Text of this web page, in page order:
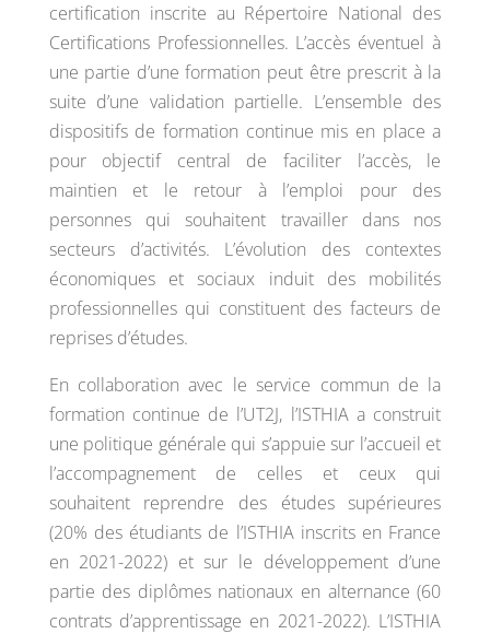
certification inscrite au Répertoire National des
Certifications Professionnelles. L’accès éventuel à
une partie d’une formation peut être prescrit à la
suite d’une validation partielle. L’ensemble des
dispositifs de formation continue mis en place a
pour objectif central de faciliter l’accès, le
maintien et le retour à l’emploi pour des
personnes qui souhaitent travailler dans nos
secteurs d’activités. L’évolution des contextes
économiques et sociaux induit des mobilités
professionnelles qui constituent des facteurs de
reprises d’études.
En collaboration avec le service commun de la
formation continue de l’UT2J, l’ISTHIA a construit
une politique générale qui s’appuie sur l’accueil et
l’accompagnement de celles et ceux qui
souhaitent reprendre des études supérieures
(20% des étudiants de l’ISTHIA inscrits en France
en 2021-2022) et sur le développement d’une
partie des diplômes nationaux en alternance (60
contrats d’apprentissage en 2021-2022). L’ISTHIA